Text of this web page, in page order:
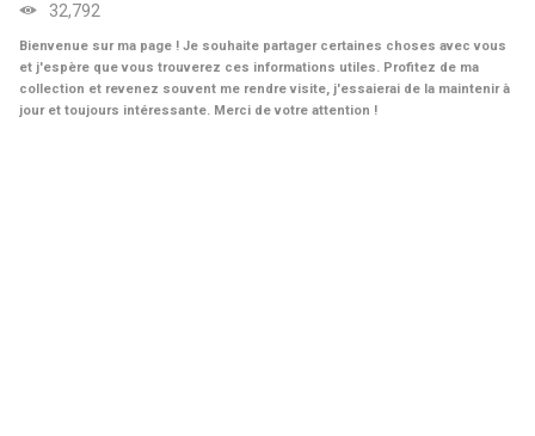
32,792
Bienvenue sur ma page ! Je souhaite partager certaines choses avec vous
et j'espère que vous trouverez ces informations utiles. Profitez de ma
collection et revenez souvent me rendre visite, j'essaierai de la maintenir à
jour et toujours intéressante. Merci de votre attention !